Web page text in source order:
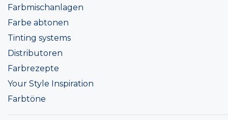
Farbmischanlagen
Farbe abtonen
Tinting systems
Distributoren
Farbrezepte
Your Style Inspiration
Farbtöne